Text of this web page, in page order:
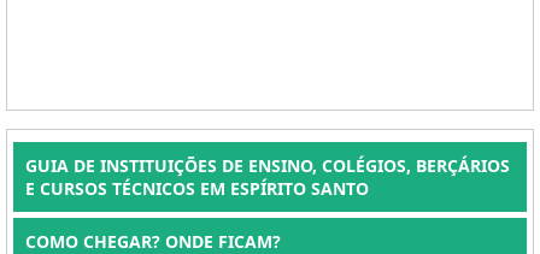
GUIA DE INSTITUIÇÕES DE ENSINO, COLÉGIOS, BERÇÁRIOS
E CURSOS TÉCNICOS EM ESPÍRITO SANTO
COMO CHEGAR? ONDE FICAM?